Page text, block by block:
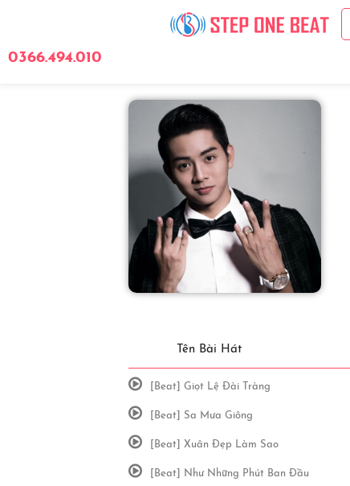
0366.494.010
Tên Bài Hát
[Beat] Giọt Lệ Đài Tràng
[Beat] Sa Mưa Giông
[Beat] Xuân Đẹp Làm Sao
[Beat] Như Những Phút Ban Đầu